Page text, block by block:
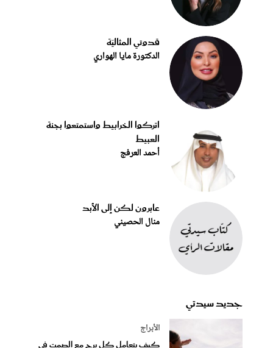
قدوتي المثاليّة
الدكتورة مايا الهواري
اتركوا الخرابيط واستمتعوا بجنة
العبيط
أحمد العرفج
عابرون لكن إلى الأبد
منال الحصيني
جديد سيدتي
الأبراج
كيف يتعامل كل برج مع الصمت في